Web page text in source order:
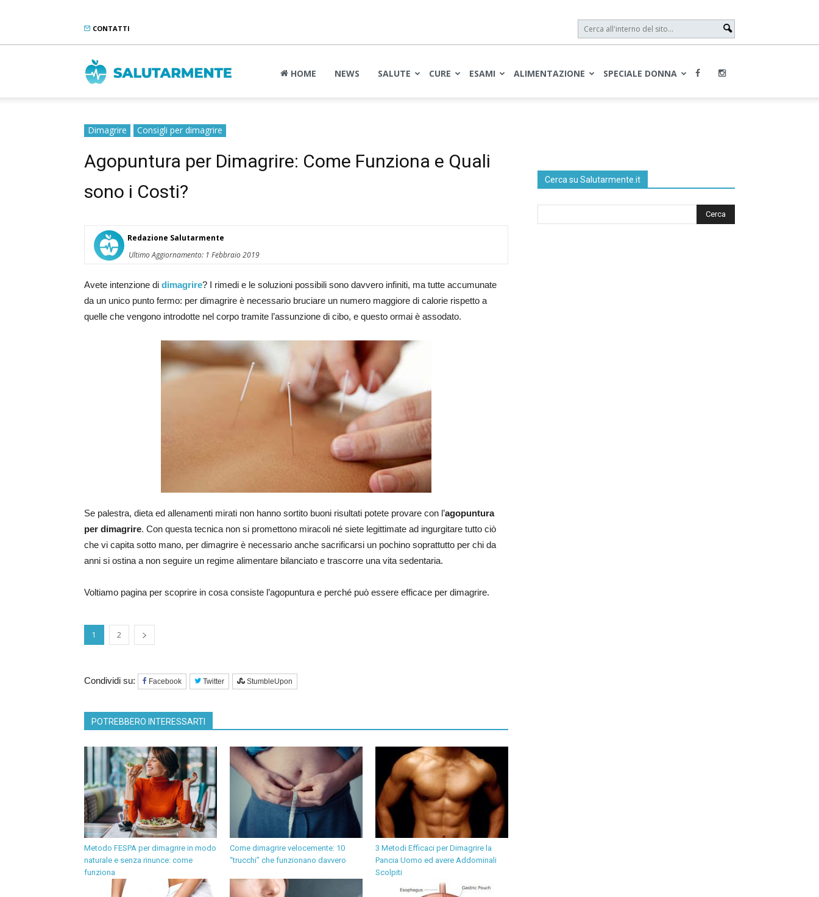
CONTATTI
Salutarmente HOME NEWS SALUTE CURE ESAMI ALIMENTAZIONE SPECIALE DONNA
Dimagrire Consigli per dimagrire
Agopuntura per Dimagrire: Come Funziona e Quali
sono i Costi?
Redazione Salutarmente
Ultimo Aggiornamento: 1 Febbraio 2019
Avete intenzione di dimagrire? I rimedi e le soluzioni possibili sono davvero infiniti, ma tutte accumunate
da un unico punto fermo: per dimagrire è necessario bruciare un numero maggiore di calorie rispetto a
quelle che vengono introdotte nel corpo tramite l’assunzione di cibo, e questo ormai è assodato.
Se palestra, dieta ed allenamenti mirati non hanno sortito buoni risultati potete provare con l’agopuntura
per dimagrire. Con questa tecnica non si promettono miracoli né siete legittimate ad ingurgitare tutto ciò
che vi capita sotto mano, per dimagrire è necessario anche sacrificarsi un pochino soprattutto per chi da
anni si ostina a non seguire un regime alimentare bilanciato e trascorre una vita sedentaria.
Voltiamo pagina per scoprire in cosa consiste l’agopuntura e perché può essere efficace per dimagrire.
1 2
Condividi su: Facebook Twitter StumbleUpon
POTREBBERO INTERESSARTI
Metodo FESPA per dimagrire in modo
naturale e senza rinunce: come
funziona
Come dimagrire velocemente: 10
“trucchi” che funzionano davvero
3 Metodi Efficaci per Dimagrire la
Pancia Uomo ed avere Addominali
Scolpiti
Cerca su Salutarmente.it